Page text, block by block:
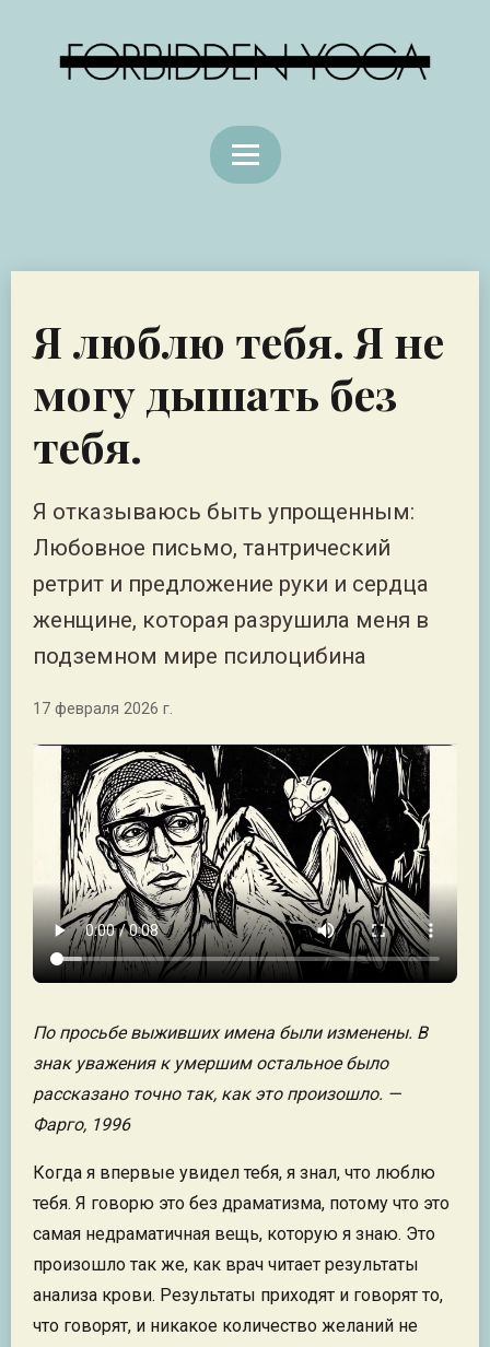
Я люблю тебя. Я не
могу дышать без
тебя.
Я отказываюсь быть упрощенным:
Любовное письмо, тантрический
ретрит и предложение руки и сердца
женщине, которая разрушила меня в
подземном мире псилоцибина
17 февраля 2026 г.
По просьбе выживших имена были изменены. В
знак уважения к умершим остальное было
рассказано точно так, как это произошло. —
Фарго, 1996
Когда я впервые увидел тебя, я знал, что люблю
тебя. Я говорю это без драматизма, потому что это
самая недраматичная вещь, которую я знаю. Это
произошло так же, как врач читает результаты
анализа крови. Результаты приходят и говорят то,
что говорят, и никакое количество желаний не